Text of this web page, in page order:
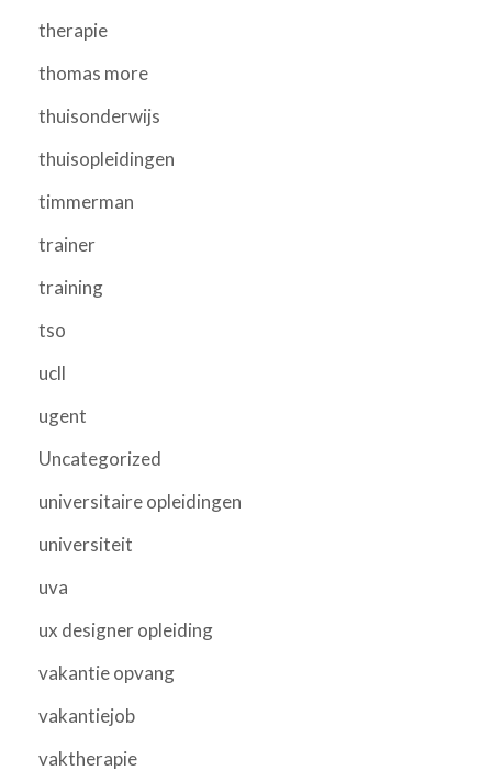
therapie
thomas more
thuisonderwijs
thuisopleidingen
timmerman
trainer
training
tso
ucll
ugent
Uncategorized
universitaire opleidingen
universiteit
uva
ux designer opleiding
vakantie opvang
vakantiejob
vaktherapie